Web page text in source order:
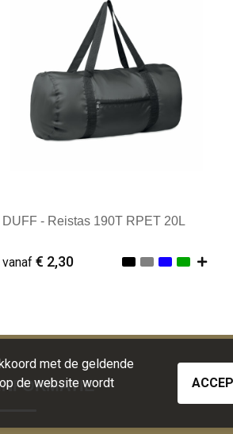
DUFF - Reistas 190T RPET 20L
vanaf€ 2,30
INFORMATIE
met de geldende
de website wordt